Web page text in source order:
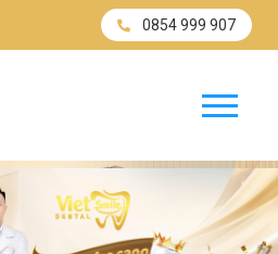
0854 999 907